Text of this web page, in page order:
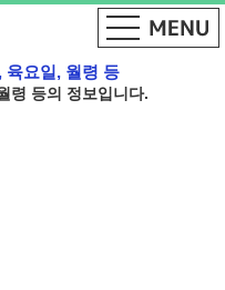
육요일, 월령 등
령 등의 정보입니다.